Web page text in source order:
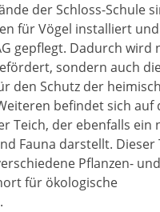
der Schloss-Schule
für Vögel installiert
gepflegt. Dadurch wird
sondern auch
den Schutz der
befindet sich auf
Teich, der ebenfalls ein
Fauna darstellt. Dieser
Pflanzen-
für ökologische